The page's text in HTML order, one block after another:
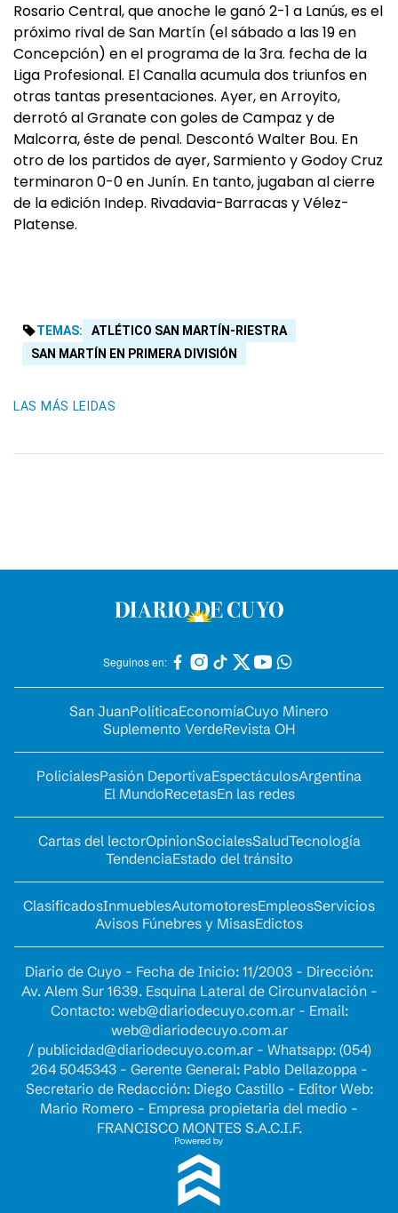
Rosario Central, que anoche le ganó 2-1 a Lanús, es el
próximo rival de San Martín (el sábado a las 19 en
Concepción) en el programa de la 3ra. fecha de la
Liga Profesional. El Canalla acumula dos triunfos en
otras tantas presentaciones. Ayer, en Arroyito,
derrotó al Granate con goles de Campaz y de
Malcorra, éste de penal. Descontó Walter Bou. En
otro de los partidos de ayer, Sarmiento y Godoy Cruz
terminaron 0-0 en Junín. En tanto, jugaban al cierre
de la edición Indep. Rivadavia-Barracas y Vélez-
Platense.
TEMAS:
ATLÉTICO SAN MARTÍN-RIESTRA
SAN MARTÍN EN PRIMERA DIVISIÓN
LAS MÁS LEIDAS
Seguinos en:
San JuanPolíticaEconomíaCuyo Minero
Suplemento VerdeRevista OH
PolicialesPasión DeportivaEspectáculosArgentina
El MundoRecetasEn las redes
Cartas del lectorOpinionSocialesSaludTecnología
TendenciaEstado del tránsito
ClasificadosInmueblesAutomotoresEmpleosServicios
Avisos Fúnebres y MisasEdictos
Diario de Cuyo - Fecha de Inicio: 11/2003 - Dirección:
Av. Alem Sur 1639. Esquina Lateral de Circunvalación -
Contacto: web@diariodecuyo.com.ar- Email:
web@diariodecuyo.com.ar
/ publicidad@diariodecuyo.com.ar- Whatsapp: (054)
264 5045343 - Gerente General: Pablo Dellazoppa -
Secretario de Redacción: Diego Castillo - Editor Web:
Mario Romero - Empresa propietaria del medio -
FRANCISCO MONTES S.A.C.I.F.